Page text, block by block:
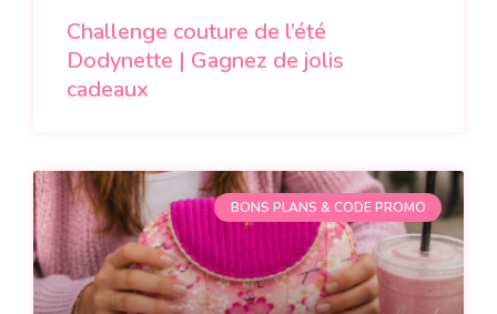
Challenge couture de l’été
Dodynette | Gagnez de jolis
cadeaux
BONS PLANS & CODE PROMO